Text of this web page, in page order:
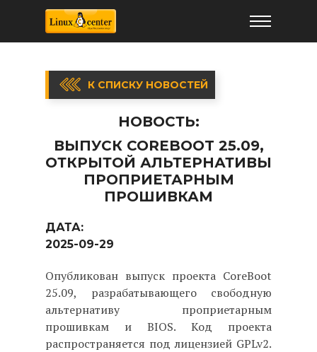
К СПИСКУ НОВОСТЕЙ
НОВОСТЬ:
ВЫПУСК COREBOOT 25.09,
ОТКРЫТОЙ АЛЬТЕРНАТИВЫ
ПРОПРИЕТАРНЫМ
ПРОШИВКАМ
ДАТА:
2025-09-29
Опубликован выпуск проекта CoreBoot
25.09, разрабатывающего свободную
альтернативу проприетарным
прошивкам и BIOS. Код проекта
распространяется под лицензией GPLv2.